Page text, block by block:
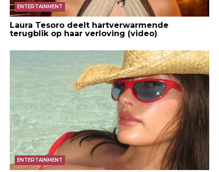
ENTERTAINMENT
Laura Tesoro deelt hartverwarmende
terugblik op haar verloving (video)
ENTERTAINMENT